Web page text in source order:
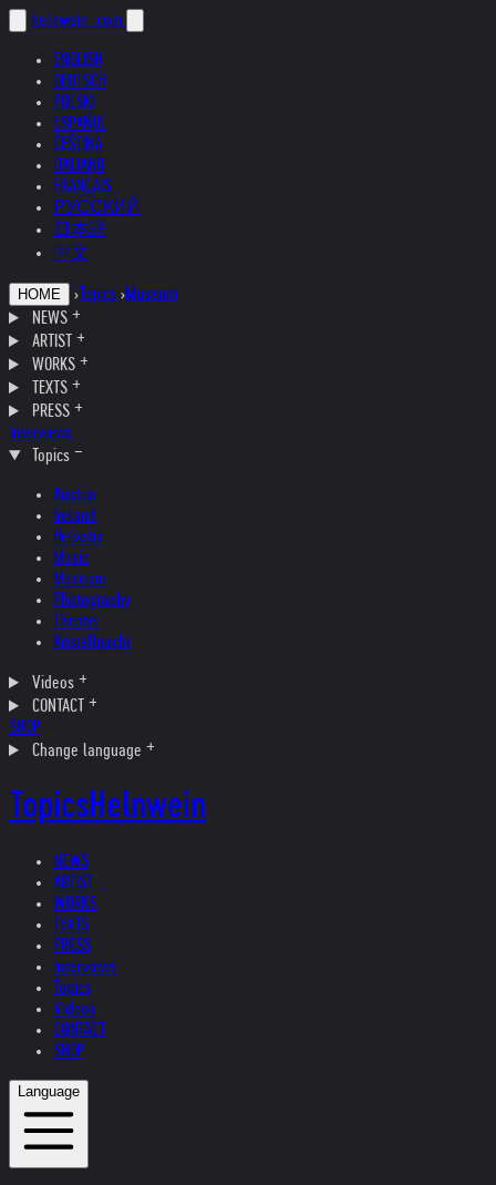
helnwein .com
ENGLISH
DEUTSCH
POLSKI
ESPAÑOL
ČEŠTINA
ITALIANO
FRANÇAIS
РУССКИЙ
日本語
中文
HOME › Topics ›Museum
NEWS
ARTIST
WORKS
TEXTS
PRESS
Interviews
Topics
Austria
Ireland
Helvetia
Music
Museum
Photography
Theater
Kristallnacht
Videos
CONTACT
SHOP
Change language
TopicsHelnwein
NEWS
ARTIST
WORKS
TEXTS
PRESS
Interviews
Topics
Videos
CONTACT
SHOP
Language